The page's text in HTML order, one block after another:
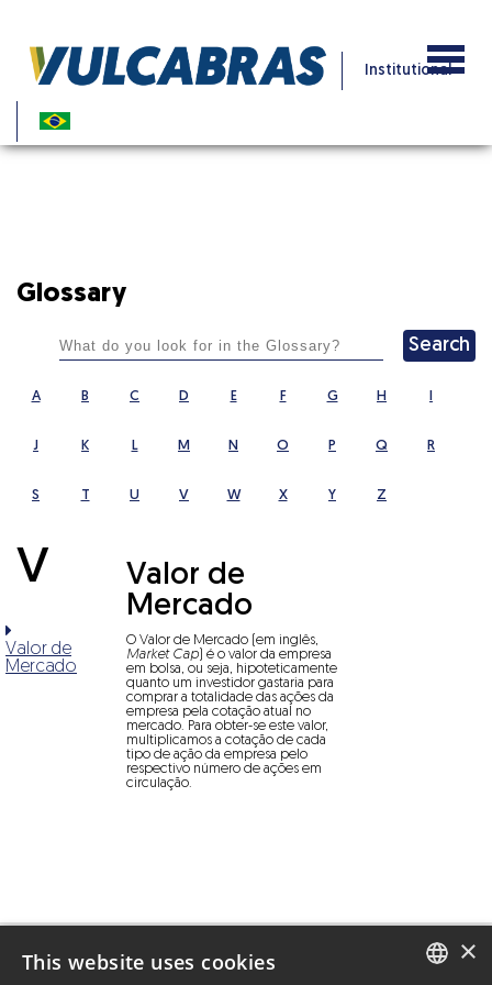
Institutional
Glossary
Search
A B C D E F G H
J K L M N O P Q R
S T U V W X Y Z
V
Valor de
Mercado
Valor de
Mercado
O Valor de Mercado (em inglês,
Market Cap ) é o valor da empresa
em bolsa, ou seja, hipoteticamente
quanto um investidor gastaria para
comprar a totalidade das ações da
empresa pela cotação atual no
mercado. Para obter-se este valor,
multiplicamos a cotação de cada
tipo de ação da empresa pelo
respectivo número de ações em
circulação.
MZiQ © 2026 - All rights reserved ×
This website uses cookies